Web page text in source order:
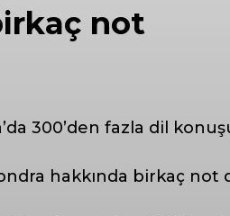
not
300’den fazla dil
hakkında birkaç not